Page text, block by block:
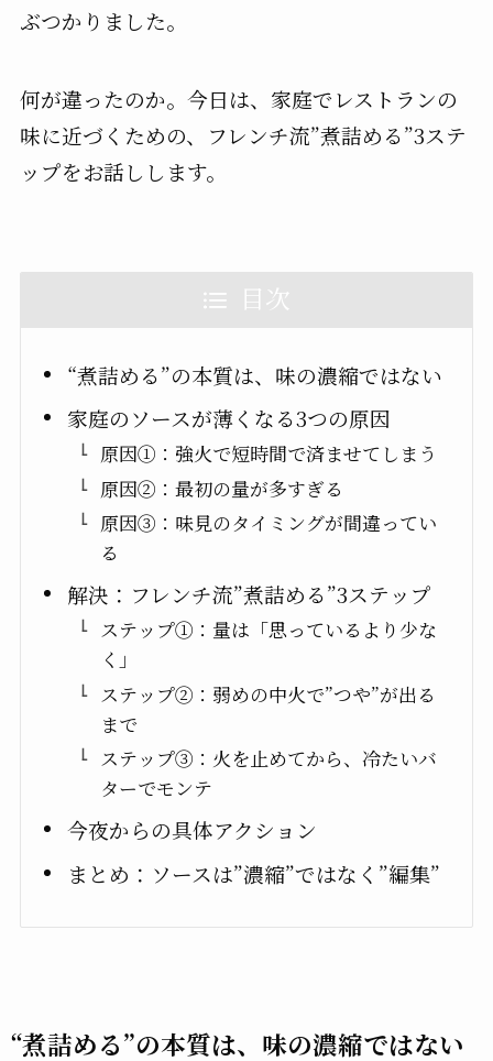
ぶつかりました。
何が違ったのか。今日は、家庭でレストランの
味に近づくための、フレンチ流”煮詰める”3ステ
ップをお話しします。
目次
“煮詰める”の本質は、味の濃縮ではない
家庭のソースが薄くなる3つの原因
原因①：強火で短時間で済ませてしまう
原因②：最初の量が多すぎる
原因③：味見のタイミングが間違ってい
る
解決：フレンチ流”煮詰める”3ステップ
ステップ①：量は「思っているより少な
く」
ステップ②：弱めの中火で”つや”が出る
まで
ステップ③：火を止めてから、冷たいバ
ターでモンテ
今夜からの具体アクション
まとめ：ソースは”濃縮”ではなく”編集”
“煮詰める”の本質は、味の濃縮ではない